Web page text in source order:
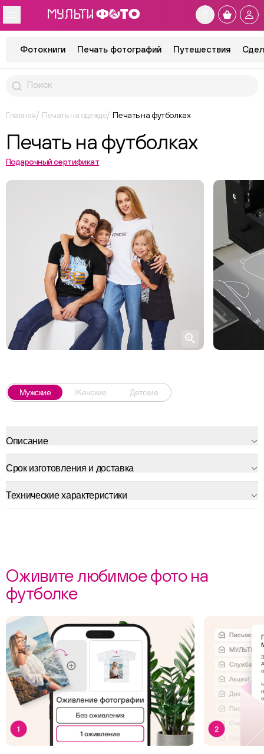
Фотокниги Печать фотографий Путешествия
Главная Печать на одежде Печать на футболках
Печать на футболках
Подарочный сертификат
Мужские Женские Детские
Описание
Срок изготовления и доставка
Технические характеристики
Оживите любимое фото на
футболке